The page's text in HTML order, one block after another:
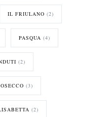
IL FRIULANO (2)
PASQUA (4)
(2)
(3)
(2)